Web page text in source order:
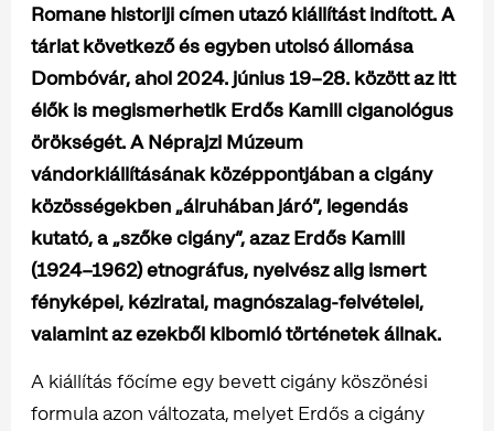
Romane historiji címen utazó kiállítást indított. A
tárlat következő és egyben utolsó állomása
Dombóvár, ahol 2024. június 19–28. között az itt
élők is megismerhetik Erdős Kamill ciganológus
örökségét. A Néprajzi Múzeum
vándorkiállításának középpontjában a cigány
közösségekben „álruhában járó”, legendás
kutató, a „szőke cigány”, azaz Erdős Kamill
(1924–1962) etnográfus, nyelvész alig ismert
fényképei, kéziratai, magnószalag-felvételei,
valamint az ezekből kibomló történetek állnak.
A kiállítás főcíme egy bevett cigány köszönési
formula azon változata, melyet Erdős a cigány